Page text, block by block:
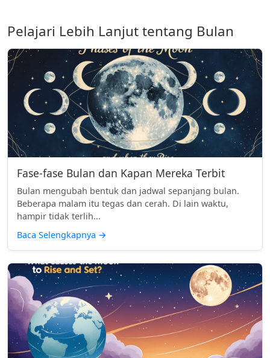
Pelajari Lebih Lanjut tentang Bulan
Fase-fase Bulan dan Kapan Mereka Terbit
Bulan mengubah bentuk dan jadwal sepanjang bulan.
Beberapa malam itu tegas dan cerah. Di lain waktu,
hampir tidak terlih...
Baca Selengkapnya →